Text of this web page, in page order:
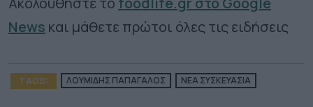
News και μάθετε πρώτοι όλες τις ειδήσεις
TAGS: ΛΟΥΜΙΔΗΣ ΠΑΠΑΓΑΛΟΣ ΝΕΑ ΣΥΣΚΕΥΑΣΙΑ